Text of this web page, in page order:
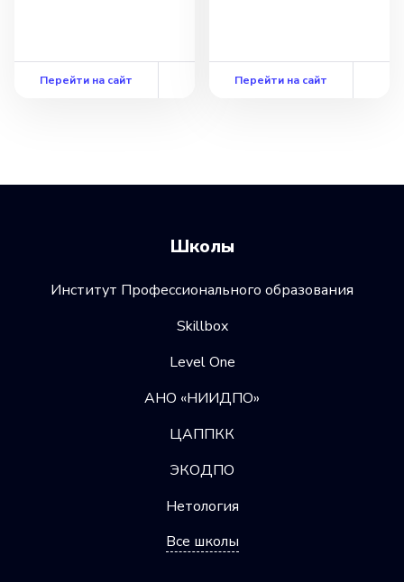
Перейти на сайт Перейти на сайт
Школы
Институт Профессионального образования
Skillbox
Level One
АНО «НИИДПО»
ЦАППКК
ЭКОДПО
Нетология
Все школы